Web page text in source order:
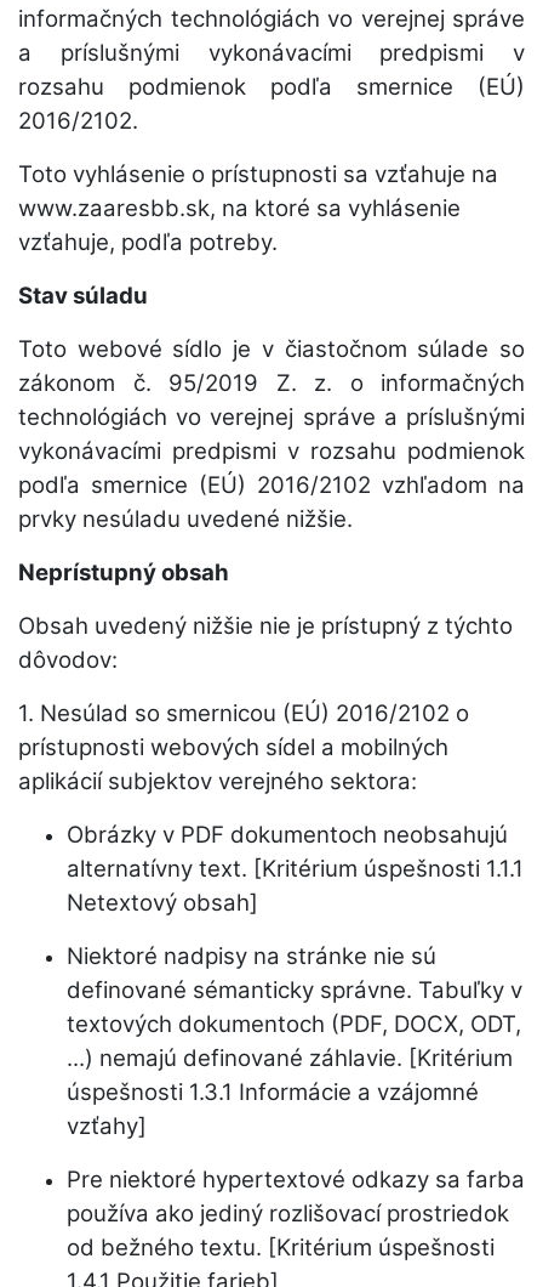
informačných technológiách vo verejnej správe
a príslušnými vykonávacími predpismi v
rozsahu podmienok podľa smernice (EÚ)
2016/2102.
Toto vyhlásenie o prístupnosti sa vzťahuje na
www.zaaresbb.sk, na ktoré sa vyhlásenie
vzťahuje, podľa potreby.
Stav súladu
Toto webové sídlo je v čiastočnom súlade so
zákonom č. 95/2019 Z. z. o informačných
technológiách vo verejnej správe a príslušnými
vykonávacími predpismi v rozsahu podmienok
podľa smernice (EÚ) 2016/2102 vzhľadom na
prvky nesúladu uvedené nižšie.
Neprístupný obsah
Obsah uvedený nižšie nie je prístupný z týchto
dôvodov:
1. Nesúlad so smernicou (EÚ) 2016/2102 o
prístupnosti webových sídel a mobilných
aplikácií subjektov verejného sektora:
Obrázky v PDF dokumentoch neobsahujú
alternatívny text. [Kritérium úspešnosti 1.1.1
Netextový obsah]
Niektoré nadpisy na stránke nie sú
definované sémanticky správne. Tabuľky v
textových dokumentoch (PDF, DOCX, ODT,
...) nemajú definované záhlavie. [Kritérium
úspešnosti 1.3.1 Informácie a vzájomné
vzťahy]
Pre niektoré hypertextové odkazy sa farba
používa ako jediný rozlišovací prostriedok
od bežného textu. [Kritérium úspešnosti